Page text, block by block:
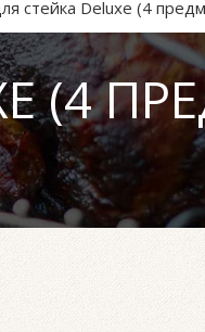
(4
стейка Deluxe (4